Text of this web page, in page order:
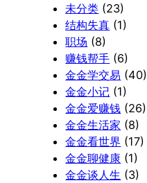
未分类 (23)
结构失真 (1)
职场 (8)
赚钱帮手 (6)
金金学交易 (40)
金金小记 (1)
金金爱赚钱 (26)
金金生活家 (8)
金金看世界 (17)
金金聊健康 (1)
金金谈人生 (3)